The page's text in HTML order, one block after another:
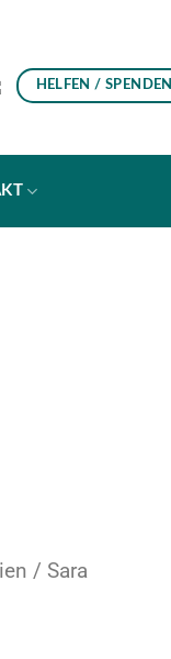
HELFEN / SPENDEN
/ Sara